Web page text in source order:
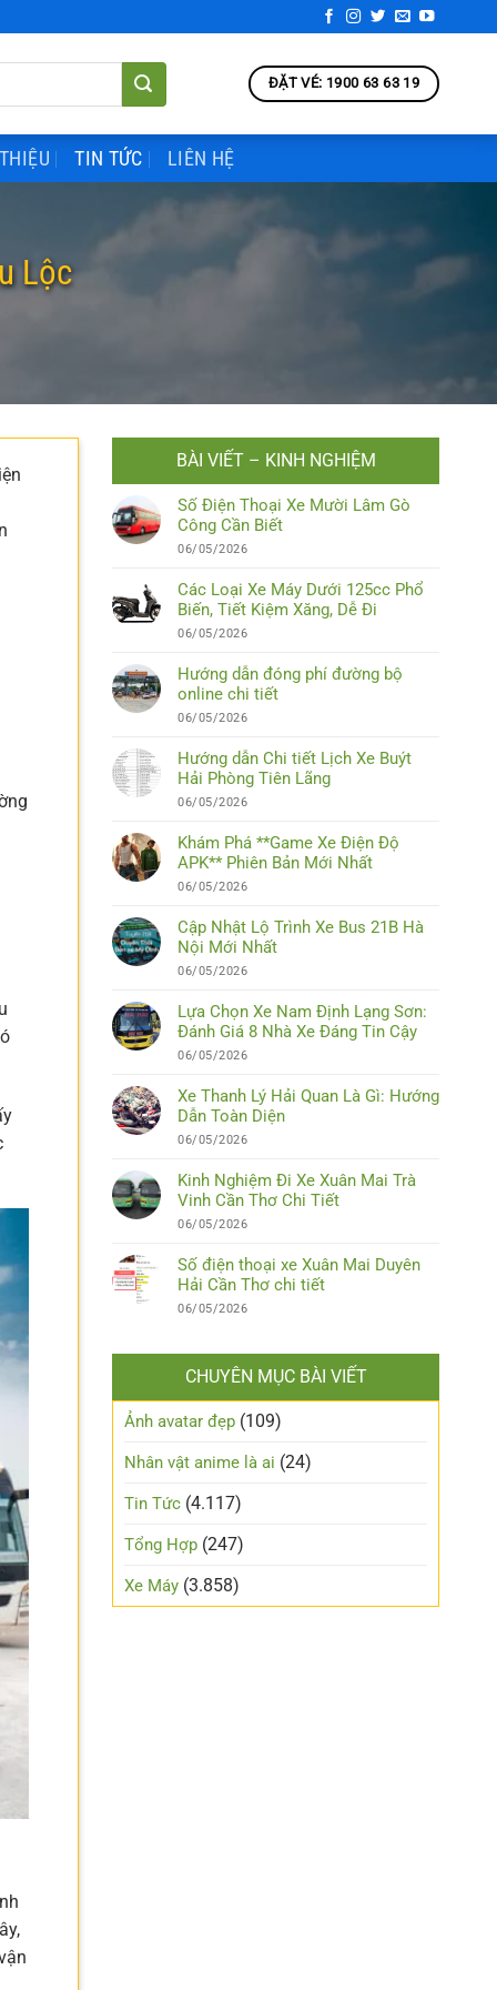
ĐẶT VÉ: 1900 63 63 19
TIN TỨC LIÊN HỆ
Lộc
BÀI VIẾT – KINH NGHIỆM
Số Điện Thoại Xe Mười Lâm Gò
Công Cần Biết
06/05/2026
Các Loại Xe Máy Dưới 125cc Phổ
Biến, Tiết Kiệm Xăng, Dễ Đi
06/05/2026
Hướng dẫn đóng phí đường bộ
online chi tiết
06/05/2026
Hướng dẫn Chi tiết Lịch Xe Buýt
Hải Phòng Tiên Lãng
06/05/2026
Khám Phá **Game Xe Điện Độ
APK** Phiên Bản Mới Nhất
06/05/2026
Cập Nhật Lộ Trình Xe Bus 21B Hà
Nội Mới Nhất
06/05/2026
Lựa Chọn Xe Nam Định Lạng Sơn:
Đánh Giá 8 Nhà Xe Đáng Tin Cậy
06/05/2026
Xe Thanh Lý Hải Quan Là Gì: Hướng
Dẫn Toàn Diện
06/05/2026
Kinh Nghiệm Đi Xe Xuân Mai Trà
Vinh Cần Thơ Chi Tiết
06/05/2026
Số điện thoại xe Xuân Mai Duyên
Hải Cần Thơ chi tiết
06/05/2026
CHUYÊN MỤC BÀI VIẾT
Ảnh avatar đẹp (109)
Nhân vật anime là ai (24)
Tin Tức (4.117)
Tổng Hợp (247)
Xe Máy (3.858)